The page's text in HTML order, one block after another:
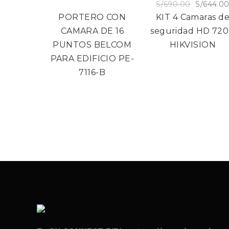
PORTERO CON
CAMARA DE 16
PUNTOS BELCOM
PARA EDIFICIO PE-
7116-B
S/690.00 S/644.00
KIT 4 Camaras de
seguridad HD
HIKVISION